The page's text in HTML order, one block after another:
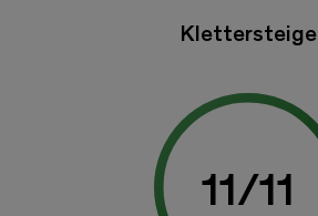
Klettersteige
11/11